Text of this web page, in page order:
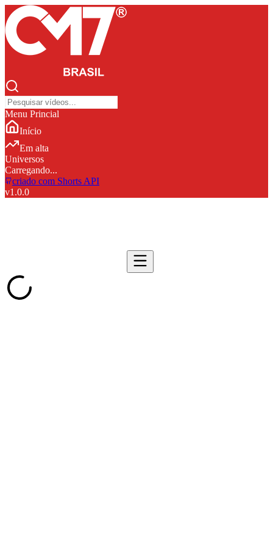
Menu Princial
Início
Em alta
Universos
Carregando...
criado com Shorts API
v1.0.0